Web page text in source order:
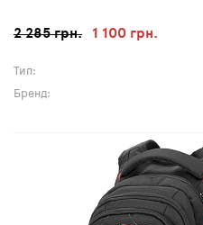
2 285 грн. 1 100 грн.
Тип:
Бренд: